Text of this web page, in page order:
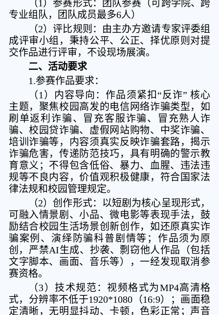
（1）参赛形式：团队参赛（可跨学院、跨
专业组队，团队成员最多6人）
（2）评比规则：由主办方邀请专家评委组
成评审小组，秉持公平、公正、择优原则对提
交作品进行评审，不设现场展演。
二、活动要求
1.参赛作品要求：
（1）内容导向：作品须紧扣“反诈” 核心
主题，聚焦校园高发的电信网络诈骗类型，如
刷单返利诈骗、冒充客服诈骗、冒充熟人诈
骗、校园贷诈骗、虚假网站购物、中奖诈骗、
培训诈骗等，内容须真实反映诈骗套路，揭示
诈骗危害，传递防范技巧，具有明确的警示教
育意义；不得包含低俗、暴力、血腥、违法违
规等不良内容，价值观积极健康，符合国家法
律法规和校园管理规定。
（2）创作形式：以短剧为核心呈现形式，
可融入情景剧、小品、微电影等表现手法，鼓
励结合校园生活场景创新创作，如还原真实诈
骗案例、演绎防骗科普剧情等；作品须为原
创，严禁AI生成、抄袭、剽窃他人作品（包括
文字脚本、画面、音乐等），一经发现取消参
赛资格。
（3）技术规范：视频格式为MP4高清格
式，分辨率不低于1920*1080（16:9）；画面稳
定清晰，无明显抖动、卡顿，色彩正常；声音